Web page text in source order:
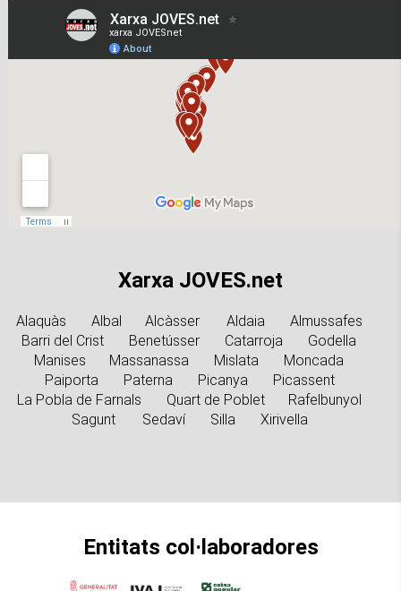
Xarxa JOVES.net
Alaquàs Albal Alcàsser Aldaia
Almussafes
Barri del Crist
Benetússer Catarroja
Godella
Manises
Massanassa Mislata
Moncada
Paiporta
Paterna Picanya
Picassent
La Pobla de Farnals
Quart de Poblet
Rafelbunyol
Sagunt
Sedaví Silla Xirivella
Entitats col·laboradores